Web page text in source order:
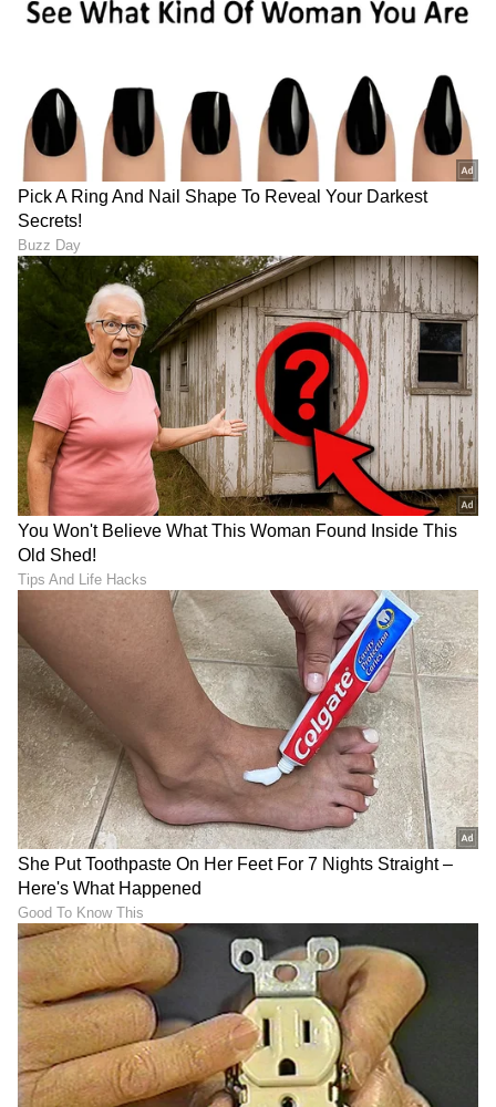
ಮೈಸೂರು: ಲಿಕ್ಕರ್ ಗ್ಯಾರೇಜ್ ಪಬ್
ಗಂಭೀರ!
ಕೊಲ್ಲಿ ಯುದ್ಧದಿಂದ ಡಾಂಬರ್‌ ದರ
ಹಲವು ಕಡೆ ರಸ್ತೆ ಕೆಲಸ ಸ್ಥಗಿತ
LATEST VIDEOS
"ರಾಜಕೀಯ ಬೇಡ, ಸಿನಿಮಾನೇ ಪ್ರಾಣ":
ಕನಕೋತ್ಸವದಲ್ಲಿ ರಿಷಬ್ ಶೆಟ್ಟಿ | Rishab
Shetty speech | Suvarna News
ಶೇ.50 ರಿಂದ ಶೇ.18 ಕ್ಕೆ TAX ಇಳಿಕೆ: ಮೋದಿ-
ಟ್ರಂಪ್ ಐತಿಹಾಸಿಕ ಒಪ್ಪಂದ | India US
Trade Deal | Party Rounds